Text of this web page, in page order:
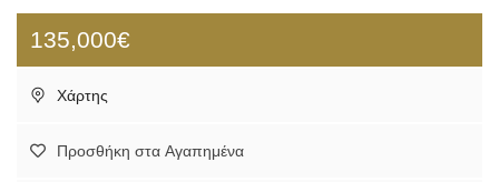
135,000€
Χάρτης
Προσθήκη στα Αγαπημένα